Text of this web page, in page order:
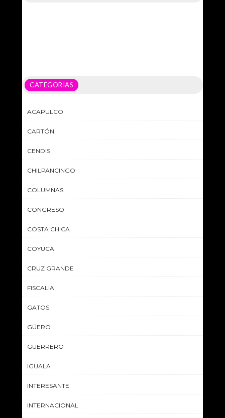
CATEGORIAS
ACAPULCO
CARTÓN
CENDIS
CHILPANCINGO
COLUMNAS
CONGRESO
COSTA CHICA
COYUCA
CRUZ GRANDE
FISCALIA
GATOS
GÜERO
GUERRERO
IGUALA
INTERESANTE
INTERNACIONAL